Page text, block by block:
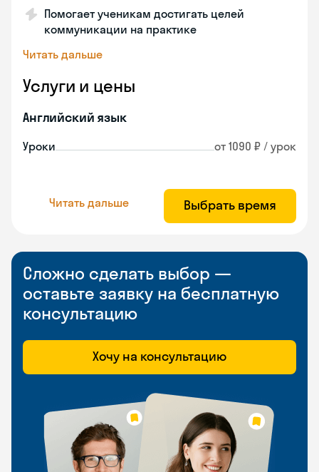
Помогает ученикам достигать целей
коммуникации на практике
Читать дальше
Услуги и цены
Английский язык
Уроки от 1090 ₽ / урок
Читать дальше Выбрать время
Сложно сделать выбор —
оставьте заявку на бесплатную
консультацию
Хочу на консультацию